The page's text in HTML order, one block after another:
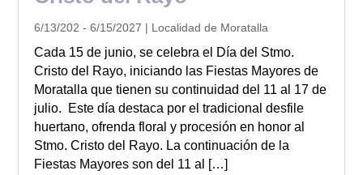
6/13/202 - 6/15/2027 | Localidad de Moratalla
Cada 15 de junio, se celebra el Día del Stmo.
Cristo del Rayo, iniciando las Fiestas Mayores de
Moratalla que tienen su continuidad del 11 al 17 de
julio. Este día destaca por el tradicional desfile
huertano, ofrenda floral y procesión en honor al
Stmo. Cristo del Rayo. La continuación de la
Fiestas Mayores son del 11 al […]